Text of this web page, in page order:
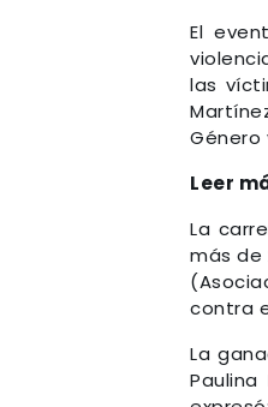
El
las
Género
Leer
La
más de
contra
La